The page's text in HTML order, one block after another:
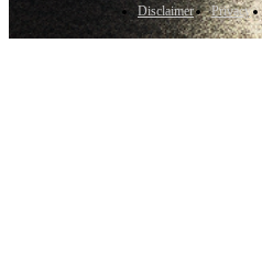
Disclaimer Privacy